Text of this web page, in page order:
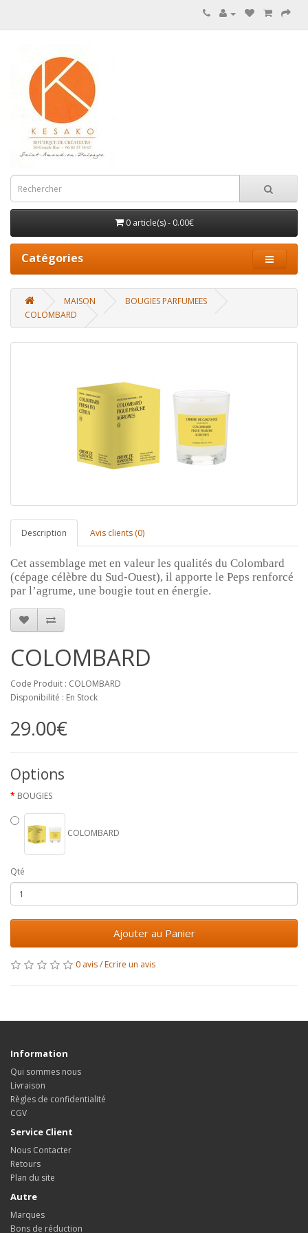
0 article(s) - 0.00€
Catégories
MAISON
BOUGIES PARFUMEES
COLOMBARD
Description Avis clients (0)
Cet assemblage met en valeur les qualités du Colombard
(cépage célèbre du Sud-Ouest), il apporte le Peps renforcé
par l’agrume, une bougie tout en énergie.
COLOMBARD
Code Produit : COLOMBARD
Disponibilité : En Stock
29.00€
Options
BOUGIES
COLOMBARD
Qté
Ajouter au Panier
0 avis/Ecrire un avis
Information
Qui sommes nous
Livraison
Règles de confidentialité
CGV
Service Client
Nous Contacter
Retours
Plan du site
Autre
Marques
Bons de réduction